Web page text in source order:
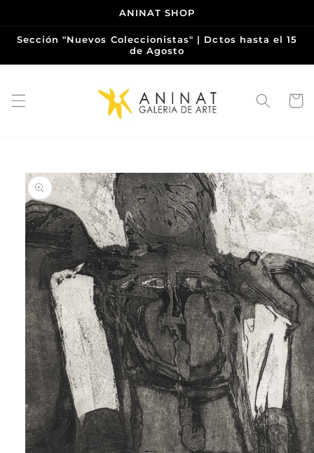
ANINAT SHOP
Sección "Nuevos Coleccionistas" | Dctos hasta el 15
de Agosto
Carrito
directamente
a la
información
del producto